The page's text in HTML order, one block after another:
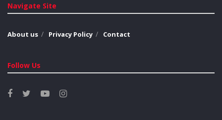
Navigate Site
About us Privacy Policy Contact
Follow Us